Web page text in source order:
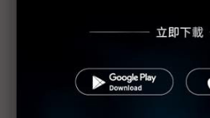
企業數位韌性未來
（獨家）動力系統與服務模式
Zonal平台成車用資安核心布局